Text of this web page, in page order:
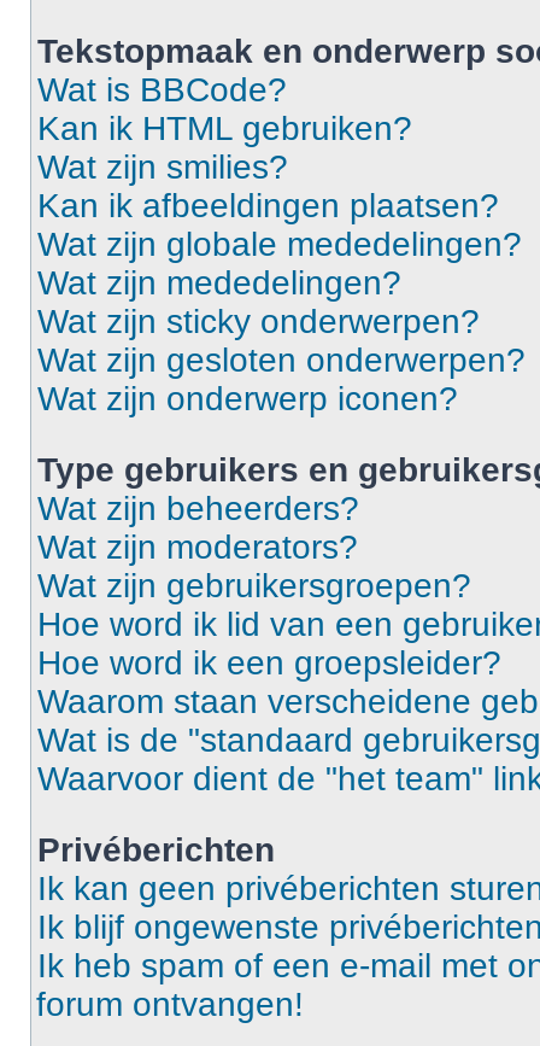
Tekstopmaak en onderwerp
Wat is BBCode?
Kan ik HTML gebruiken?
Wat zijn smilies?
Kan ik afbeeldingen plaatsen?
Wat zijn globale mededelingen?
Wat zijn mededelingen?
Wat zijn sticky onderwerpen?
Wat zijn gesloten onderwerpen?
Wat zijn onderwerp iconen?
Type gebruikers en
Wat zijn beheerders?
Wat zijn moderators?
Wat zijn gebruikersgroepen?
Hoe word ik lid van een
Hoe word ik een groepsleider?
Waarom staan verscheidene
Wat is de "standaard
Waarvoor dient de "het team"
Privéberichten
Ik kan geen privéberichten
Ik blijf ongewenste
Ik heb spam of een e-mail met
forum ontvangen!